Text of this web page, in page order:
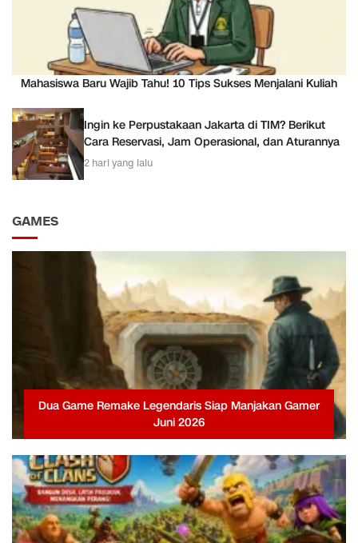
Mahasiswa Baru Wajib Tahu! 10 Tips Sukses Menjalani Kuliah
Ingin ke Perpustakaan Jakarta di TIM? Berikut
Cara Reservasi, Jam Operasional, dan Aturannya
2 hari yang lalu
GAMES
Dua Game Remake Legendaris Siap Manjakan Gamer
Juni 2026